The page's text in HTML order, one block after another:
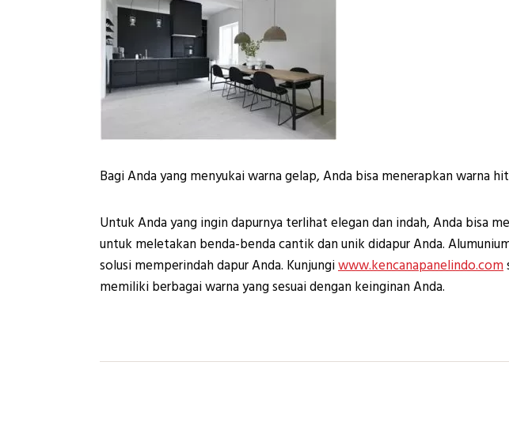
Bagi Anda yang menyukai warna gelap, Anda bisa menerapkan warna
Untuk Anda yang ingin dapurnya terlihat elegan dan indah, Anda bisa
untuk meletakan benda-benda cantik dan unik didapur Anda.
solusi memperindah dapur Anda. Kunjungiwww.kencanapanelindo.com
memiliki berbagai warna yang sesuai dengan keinginan Anda.